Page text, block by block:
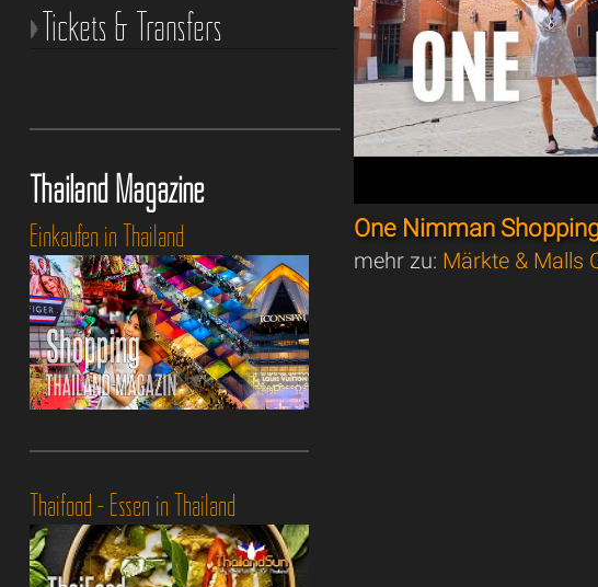
One Nimman
mehr zu: Märkte & Malls
Tickets & Transfers
Thailand Magazine
Einkaufen in Thailand
Thaifood - Essen in Thailand